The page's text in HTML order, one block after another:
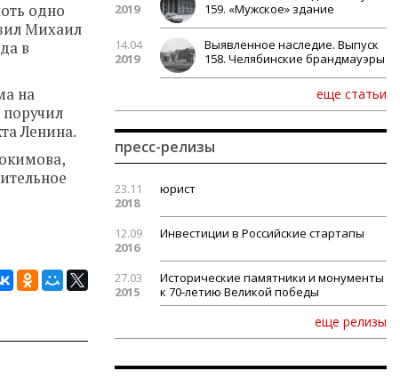
одно
Михаил
в
на
Ленина.
2019
159. «Мужское» здание
14.04
2019
Выявленное наследие. Выпуск
158. Челябинские брандмауэры
еще статьи
пресс-релизы
23.11
2018
юрист
12.09
2016
Инвестиции в Российские стартапы
27.03
2015
Исторические памятники и монументы
к 70-летию Великой победы
еще релизы